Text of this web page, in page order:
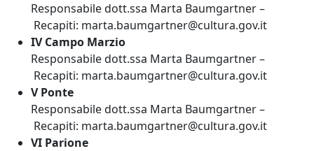
Responsabile dott.ssa Marta Baumgartner –
Recapiti: marta.baumgartner@cultura.gov.it
IV Campo Marzio
Responsabile dott.ssa Marta Baumgartner –
Recapiti: marta.baumgartner@cultura.gov.it
V Ponte
Responsabile dott.ssa Marta Baumgartner –
Recapiti: marta.baumgartner@cultura.gov.it
VI Parione